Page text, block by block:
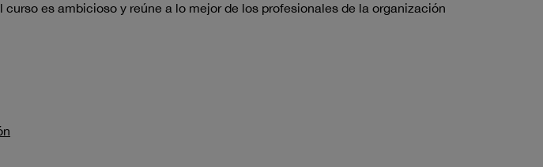
es ambicioso y reúne a lo mejor de los profesionales de la organización